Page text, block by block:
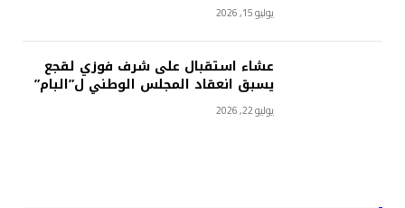
يوليو 15, 2026
عشاء استقبال على شرف فوزي لقجع
يسبق انعقاد المجلس الوطني ل”البام”
يوليو 22, 2026